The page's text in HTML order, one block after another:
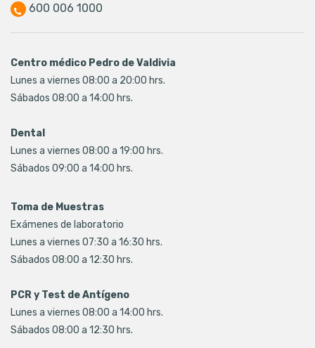
600 006 1000
Centro médico Pedro de Valdivia
Lunes a viernes 08:00 a 20:00 hrs.
Sábados 08:00 a 14:00 hrs.
Dental
Lunes a viernes 08:00 a 19:00 hrs.
Sábados 09:00 a 14:00 hrs.
Toma de Muestras
Exámenes de laboratorio
Lunes a viernes 07:30 a 16:30 hrs.
Sábados 08:00 a 12:30 hrs.
PCR y Test de Antígeno
Lunes a viernes 08:00 a 14:00 hrs.
Sábados 08:00 a 12:30 hrs.